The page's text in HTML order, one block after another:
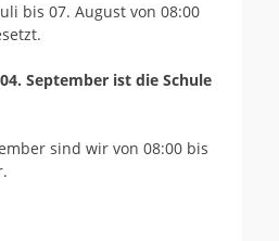
bis 07. August von 08:00
September ist die Schule
sind wir von 08:00 bis